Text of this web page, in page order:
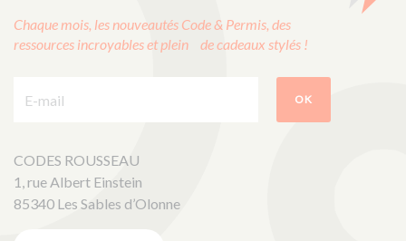
Chaque mois, les nouveautés Code & Permis, des
ressources incroyables et plein de cadeaux stylés !
OK
CODES ROUSSEAU
1, rue Albert Einstein
85340 Les Sables d’Olonne